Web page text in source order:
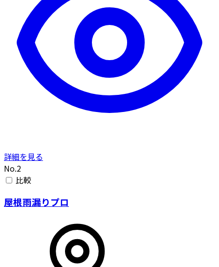
詳細を見る
No.2
比較
屋根雨漏りプロ